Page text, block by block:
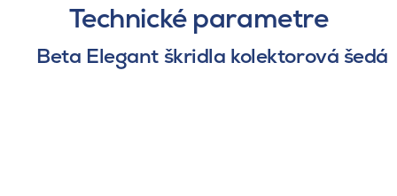
Technické parametre
Beta Elegant škridla kolektorová šedá